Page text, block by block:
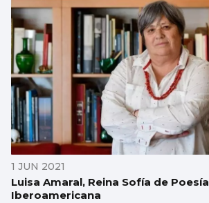
1 JUN 2021
Luisa Amaral, Reina Sofía de Poesía
Iberoamericana